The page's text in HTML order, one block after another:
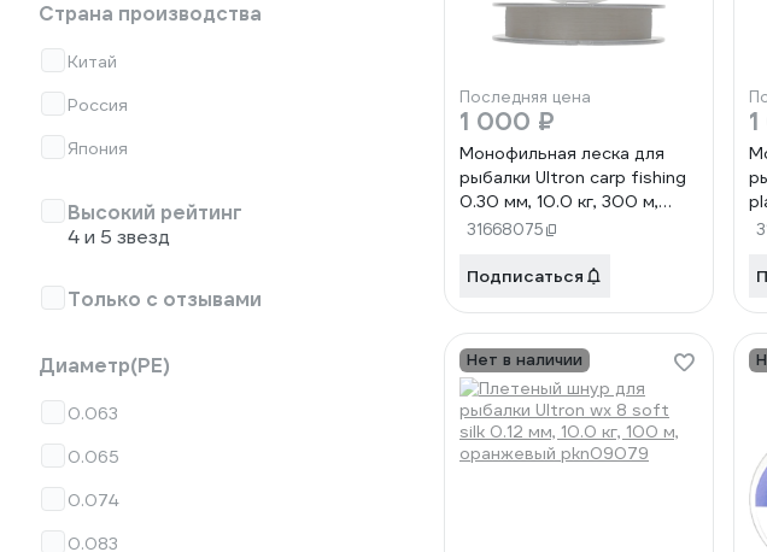
Страна производства
Китай
Россия
Япония
Высокий рейтинг
4 и 5 звезд
Только с отзывами
Диаметр(PE)
0.063
0.065
0.074
0.083
Последняя цена
1 000 ₽
Монофильная леска для
рыбалки Ultron carp fishing
0.30 мм, 10.0 кг, 300 м,
коричневая pkn09173
31668075
Подписаться
Нет в наличии